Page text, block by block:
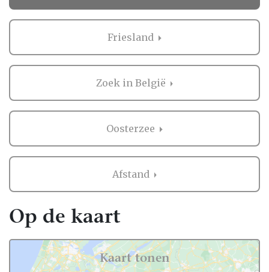
Friesland
Zoek in België
Oosterzee
Afstand
Op de kaart
Kaart tonen